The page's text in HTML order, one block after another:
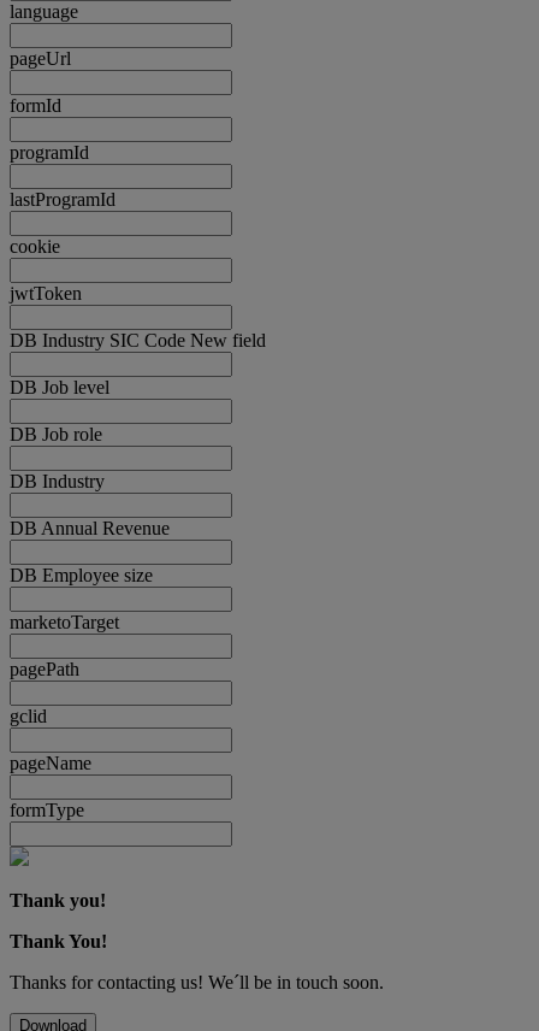
language
pageUrl
formId
programId
lastProgramId
cookie
jwtToken
DB Industry SIC Code New field
DB Job level
DB Job role
DB Industry
DB Annual Revenue
DB Employee size
marketoTarget
pagePath
gclid
pageName
formType
Thank you!
Thank You!
Thanks for contacting us! We´ll be in touch soon.
Download